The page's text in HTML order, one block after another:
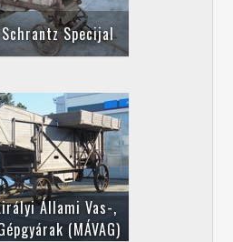
Specijal
Állami Vas-,
(MÁVAG)